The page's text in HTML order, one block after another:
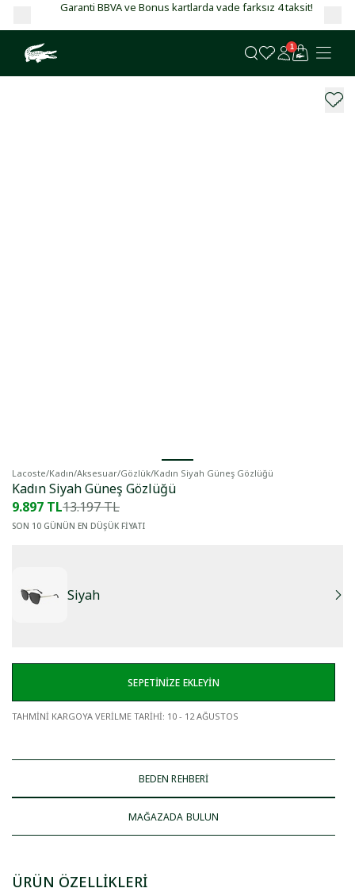
Garanti BBVA ve Bonus kartlarda vade farksız 4 taksit!
1
Lacoste/Kadın/Aksesuar/Gözlük/Kadın Siyah Güneş Gözlüğü
Kadın Siyah Güneş Gözlüğü
9.897 TL13.197 TL
SON 10 GÜNÜN EN DÜŞÜK FİYATI
Siyah
SEPETİNİZE EKLEYİN
TAHMİNİ KARGOYA VERİLME TARİHİ: 10 - 12 AĞUSTOS
BEDEN REHBERİ
MAĞAZADA BULUN
ÜRÜN ÖZELLİKLERİ